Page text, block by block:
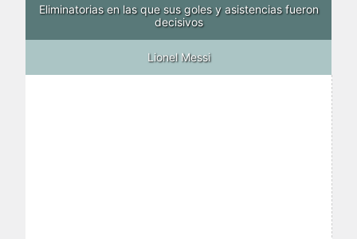
Eliminatorias en las que sus goles y asistencias fueron
decisivos
Lionel Messi